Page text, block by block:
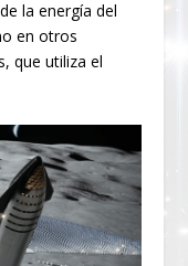
la energía del
en otros
que utiliza el